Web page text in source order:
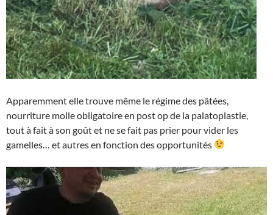
Apparemment elle trouve même le régime des pâtées,
nourriture molle obligatoire en post op de la palatoplastie,
tout à fait à son goût et ne se fait pas prier pour vider les
gamelles… et autres en fonction des opportunités